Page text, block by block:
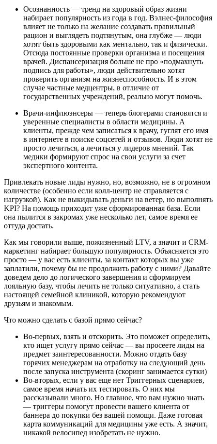
Осознанность — тренд на здоровый образ жизни
набирает популярность из года в год. Вэлнес-философия
влияет не только на желание создавать правильный
рацион и выглядеть подтянутым, она глубже — люди
хотят быть здоровыми как ментально, так и физически.
Отсюда постоянные проверки организма и посещения
врачей. Диспансеризация больше не про «‎подмахнуть
подпись для работы»‎, люди действительно хотят
проверить организм на жизнеспособность. И в этом
случае частные медцентры, в отличие от
государственных учреждений, реально могут помочь.
Врачи-инфлюэнсеры — теперь блогерами становятся и
уверенные специалисты в области медицины. А
клиенты, прежде чем записаться к врачу, гуглят его имя
в интернете в поиске соцсетей и отзывов. Люди хотят не
просто лечиться, а лечиться у лидеров мнений. Так
медики формируют спрос на свои услуги за счет
экспертного контента.
Привлекать новые лиды нужно, но, возможно, не в огромном
количестве (особенно если колл-центр не справляется с
нагрузкой). Как не выкидывать деньги на ветер, но выполнять
KPI? На помощь приходит уже сформированная база. Если
она пылится в закромах уже несколько лет, самое время ее
оттуда достать.
Как мы говорили выше, пожизненный LTV, а значит и CRM-
маркетинг набирает большую популярность. Объясняется это
просто — у вас есть клиенты, за контакт которых вы уже
заплатили, почему бы не продолжить работу с ними? Давайте
доведем дело до логического завершения и сформируем
лояльную базу, чтобы лечить не только ситуативно, а стать
настоящей семейной клиникой, которую рекомендуют
друзьям и знакомым.
Что можно сделать с базой прямо сейчас?
Во-первых, взять и отскорить. Это поможет определить,
кто ищет услугу прямо сейчас — вы просеете лиды на
предмет заинтересованности. Можно отдать базу
горячих менеджерам на отработку на следующий день
после запуска инструмента (скоринг занимается сутки)
Во-вторых, если у вас еще нет Триггерных сценариев,
самое время начать их тестировать. О них мы
рассказывали много. Но главное, что вам нужно знать
— триггеры помогут провести вашего клиента от
баннера до покупки без вашей помощи. Даже готовая
карта коммуникаций для медицины уже есть. А значит,
никакой велосипед изобретать не нужно.